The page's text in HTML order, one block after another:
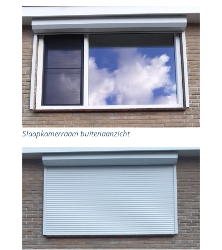
Slaapkamerraam buitenaanzicht